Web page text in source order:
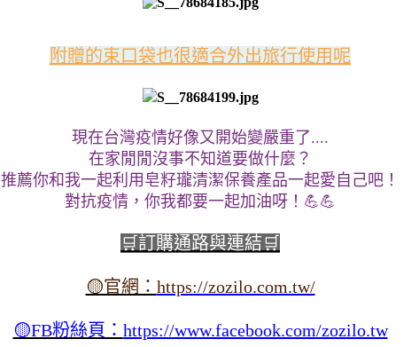
附贈的束口袋也很適合外出旅行使用呢
現在台灣疫情好像又開始變嚴重了....
在家閒閒沒事不知道要做什麼？
推薦你和我一起利用皂籽瓏清潔保養產品一起愛自己吧！
對抗疫情，你我都要一起加油呀！💪💪
🛒訂購通路與連結🛒
🟡官網： https://zozilo.com.tw/
🟡FB粉絲頁： https://www.facebook.com/zozilo.tw